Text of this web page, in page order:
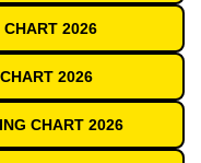
CHART 2026
2026
CHART 2026